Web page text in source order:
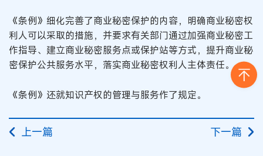
《条例》细化完善了商业秘密保护的内容，明确商业秘密权
利人可以采取的措施，并要求有关部门通过加强商业秘密工
作指导、建立商业秘密服务点或保护站等方式，提升商业秘
密保护公共服务水平，落实商业秘密权利人主体责任。
《条例》还就知识产权的管理与服务作了规定。
上一篇 下一篇